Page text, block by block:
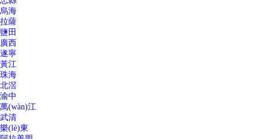
烏海
拉薩
鹽田
廣西
遂寧
黃江
珠海
北滘
渝中
萬(wàn)江
武清
樂(lè)東